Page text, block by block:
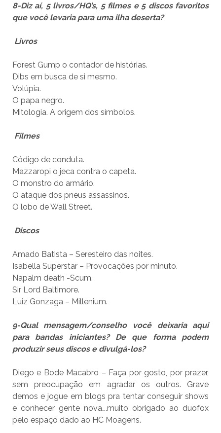
8-Diz aí, 5 livros/HQ’s, 5 filmes e 5 discos favoritos
que você levaria para uma ilha deserta?
Livros
Forest Gump o contador de histórias.
Dibs em busca de si mesmo.
Volúpia.
O papa negro.
Mitologia. A origem dos símbolos.
Filmes
Código de conduta.
Mazzaropi o jeca contra o capeta.
O monstro do armário.
O ataque dos pneus assassinos.
O lobo de Wall Street.
Discos
Amado Batista – Seresteiro das noites.
Isabella Superstar – Provocações por minuto.
Napalm death -Scum.
Sir Lord Baltimore.
Luiz Gonzaga – Millenium.
9-Qual mensagem/conselho você deixaria aqui
para bandas iniciantes? De que forma podem
produzir seus discos e divulgá-los?
Diego e Bode Macabro – Faça por gosto, por prazer,
sem preocupação em agradar os outros. Grave
demos e jogue em blogs pra tentar conseguir shows
e conhecer gente nova….muito obrigado ao duofox
pelo espaço dado ao HC Moagens.